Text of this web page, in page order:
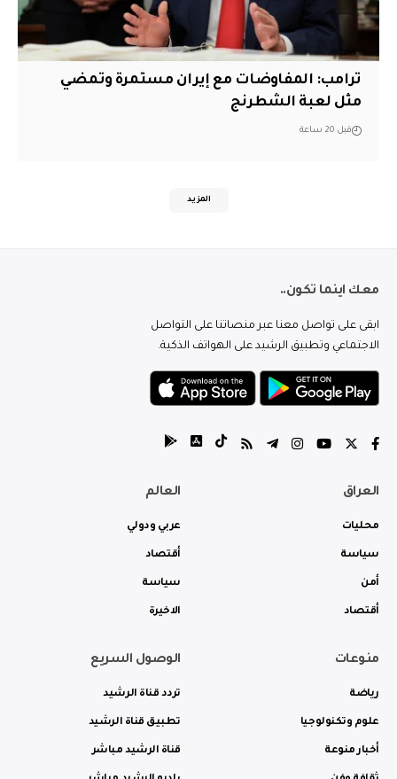
‏ترامب: المفاوضات مع إيران مستمرة وتمضي
مثل لعبة الشطرنج
قبل 20 ساعة
المزيد
معك اينما تكون..
ابقى على تواصل معنا عبر منصاتنا على التواصل
الاجتماعي وتطبيق الرشيد على الهواتف الذكية.
العراق
محليات
سياسة
أمن
أقتصاد
العالم
عربي ودولي
أقتصاد
سياسة
الاخيرة
منوعات
رياضة
علوم وتكنولوجيا
أخبار منوعة
الوصول السريع
تردد قناة الرشيد
تطبيق قناة الرشيد
قناة الرشيد مباشر